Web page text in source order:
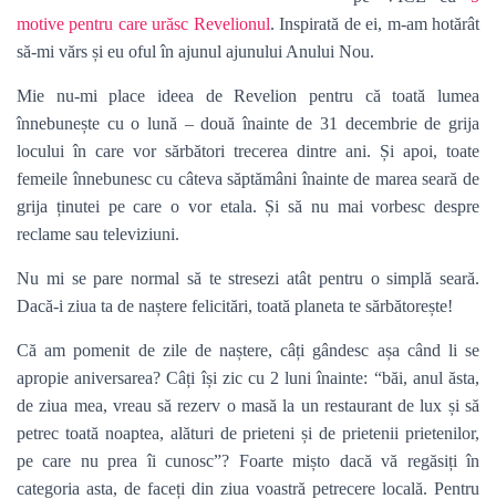
motive pentru care urăsc Revelionul. Inspirată de ei, m-am hotărât
să-mi vărs și eu oful în ajunul ajunului Anului Nou.
Mie nu-mi place ideea de Revelion pentru că toată lumea
înnebunește cu o lună – două înainte de 31 decembrie de grija
locului în care vor sărbători trecerea dintre ani. Și apoi, toate
femeile înnebunesc cu câteva săptămâni înainte de marea seară de
grija ținutei pe care o vor etala. Și să nu mai vorbesc despre
reclame sau televiziuni.
Nu mi se pare normal să te stresezi atât pentru o simplă seară.
Dacă-i ziua ta de naștere felicitări, toată planeta te sărbătorește!
Că am pomenit de zile de naștere, câți gândesc așa când li se
apropie aniversarea? Câți își zic cu 2 luni înainte: “băi, anul ăsta,
de ziua mea, vreau să rezerv o masă la un restaurant de lux și să
petrec toată noaptea, alături de prieteni și de prietenii prietenilor,
pe care nu prea îi cunosc”? Foarte mișto dacă vă regăsiți în
categoria asta, de faceți din ziua voastră petrecere locală. Pentru